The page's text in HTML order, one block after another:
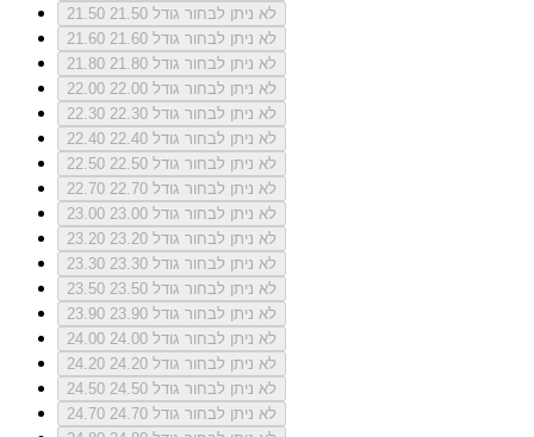
21.50
לא ניתן לבחור גודל 21.50
21.60
לא ניתן לבחור גודל 21.60
21.80
לא ניתן לבחור גודל 21.80
22.00
לא ניתן לבחור גודל 22.00
22.30
לא ניתן לבחור גודל 22.30
22.40
לא ניתן לבחור גודל 22.40
22.50
לא ניתן לבחור גודל 22.50
22.70
לא ניתן לבחור גודל 22.70
23.00
לא ניתן לבחור גודל 23.00
23.20
לא ניתן לבחור גודל 23.20
23.30
לא ניתן לבחור גודל 23.30
23.50
לא ניתן לבחור גודל 23.50
23.90
לא ניתן לבחור גודל 23.90
24.00
לא ניתן לבחור גודל 24.00
24.20
לא ניתן לבחור גודל 24.20
24.50
לא ניתן לבחור גודל 24.50
24.70
לא ניתן לבחור גודל 24.70